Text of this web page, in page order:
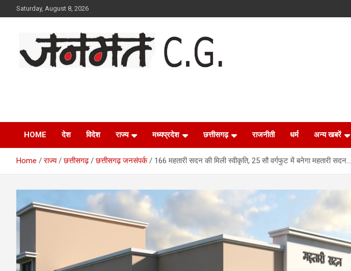
to
Saturday, August 8, 2026
HOME देश विदेश राज्य मध्यप्रदेश छत्तीसगढ़ राजनीती धर्म अन्य खबरें
Home राज्य छत्तीसगढ़ छत्तीसगढ़ जनसंपर्क 166 महतारी सदन की मिली स्वीकृति, 25 सौ वर्गफुट में बनेगा महतारी सदन…